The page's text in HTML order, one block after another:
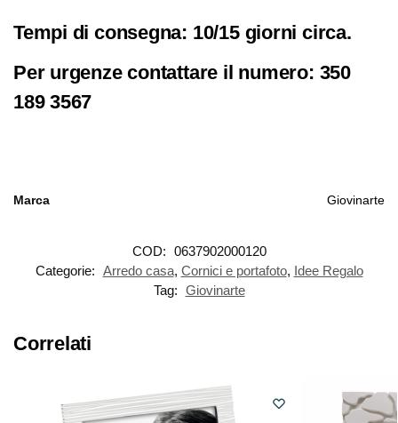
Tempi di consegna: 10/15 giorni circa.
Per urgenze contattare il numero: 350
189 3567
Marca Giovinarte
COD: 0637902000120
Categorie: Arredo casa, Cornici e portafoto, Idee Regalo
Tag: Giovinarte
Correlati